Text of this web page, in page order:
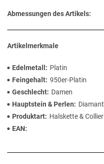
Abmessungen des Artikels:
Artikelmerkmale
Edelmetall
Platin
Feingehalt 950er-Platin
Geschlecht
Damen
Hauptstein & Perlen
Diamant
Produktart
Halskette & Collier
EAN